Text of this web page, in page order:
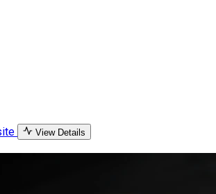
View Details